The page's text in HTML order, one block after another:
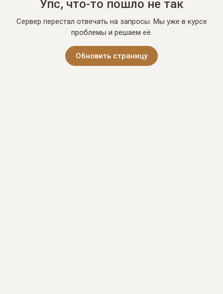
Упс, что-то пошло не так
Сервер перестал отвечать на запросы. Мы уже в курсе
проблемы и решаем её.
Обновить страницу